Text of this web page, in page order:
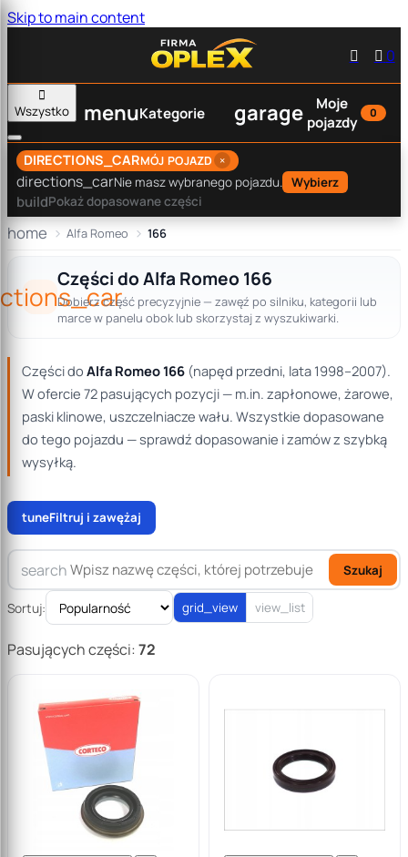
Skip to main content

 0

Wszystko
menuKategorie garage
Moje
pojazdy
0
DIRECTIONS_CARMÓJ POJAZD ×
directions_carNie masz wybranego pojazdu. Wybierz
buildPokaż dopasowane części
home Alfa Romeo 166
Części do Alfa Romeo 166
Dobierz część precyzyjnie — zawęź po silniku, kategorii lub
marce w panelu obok lub skorzystaj z wyszukiwarki.
Części do Alfa Romeo 166(napęd przedni, lata 1998–2007).
W ofercie 72 pasujących pozycji — m.in. zapłonowe, żarowe,
paski klinowe, uszczelniacze wału. Wszystkie dopasowane
do tego pojazdu — sprawdź dopasowanie i zamów z szybką
wysyłką.
tuneFiltruj i zawężaj
search Szukaj
Sortuj: grid_view view_list
Pasujących części:72